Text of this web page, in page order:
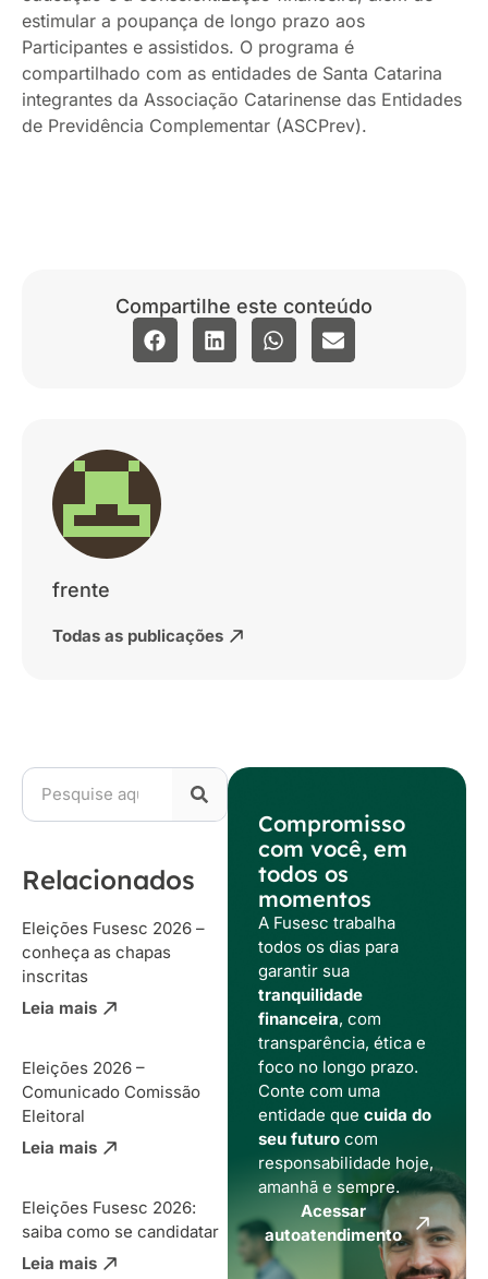
estimular a poupança de longo prazo aos
Participantes e assistidos. O programa é
compartilhado com as entidades de Santa Catarina
integrantes da Associação Catarinense das Entidades
de Previdência Complementar (ASCPrev).
Compartilhe este conteúdo
frente
Todas as publicações
Relacionados
Eleições Fusesc 2026 –
conheça as chapas
inscritas
Leia mais
Eleições 2026 –
Comunicado Comissão
Eleitoral
Leia mais
Eleições Fusesc 2026:
saiba como se candidatar
Leia mais
Compromisso
com você, em
todos os
momentos
A Fusesc trabalha
todos os dias para
garantir sua
tranquilidade
financeira, com
transparência, ética e
foco no longo prazo.
Conte com uma
entidade que cuida do
seu futurocom
responsabilidade hoje,
amanhã e sempre.
Acessar
autoatendimento